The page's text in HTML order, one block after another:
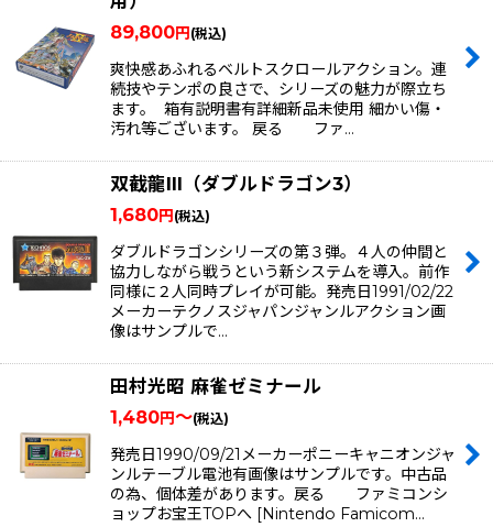
89,800円 (税込)
爽快感あふれるベルトスクロールアクション。連
続技やテンポの良さで、シリーズの魅力が際立ち
ます。 箱有説明書有詳細新品未使用 細かい傷・
汚れ等ございます。 戻る ファ…
双截龍III（ダブルドラゴン3）
1,680円 (税込)
ダブルドラゴンシリーズの第３弾。４人の仲間と
協力しながら戦うという新システムを導入。前作
同様に２人同時プレイが可能。発売日1991/02/22
メーカーテクノスジャパンジャンルアクション画
像はサンプルで…
田村光昭 麻雀ゼミナール
1,480円～(税込)
発売日1990/09/21メーカーポニーキャニオンジャ
ンルテーブル電池有画像はサンプルです。中古品
の為、個体差があります。戻る ファミコンシ
ョップお宝王TOPへ [Nintendo Famicom…